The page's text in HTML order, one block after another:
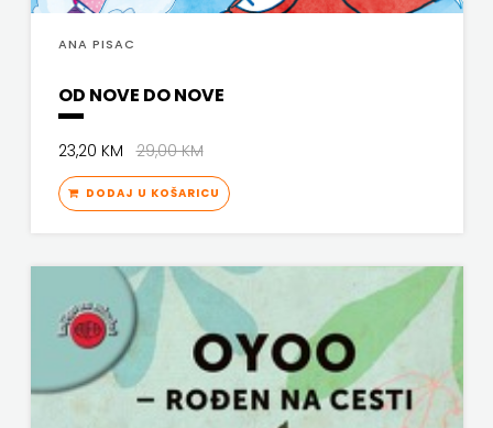
ANA PISAC
OD NOVE DO NOVE
23,20 KM29,00 KM
DODAJ U KOŠARICU